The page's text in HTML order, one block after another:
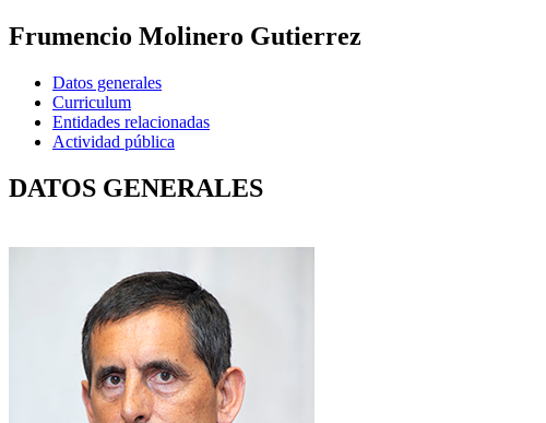
Frumencio Molinero Gutierrez
Datos generales
Curriculum
Entidades relacionadas
Actividad pública
DATOS GENERALES